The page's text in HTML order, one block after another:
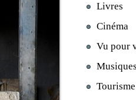
Livres
Cinéma
Vu pour